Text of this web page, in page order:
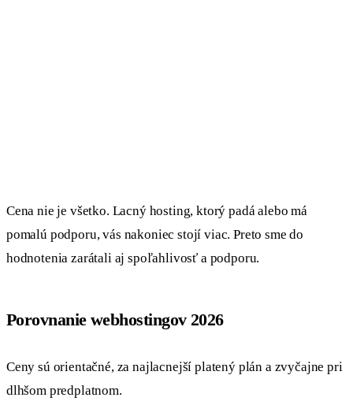
Cena nie je všetko. Lacný hosting, ktorý padá alebo má
pomalú podporu, vás nakoniec stojí viac. Preto sme do
hodnotenia zarátali aj spoľahlivosť a podporu.
Porovnanie webhostingov 2026
Ceny sú orientačné, za najlacnejší platený plán a zvyčajne pri
dlhšom predplatnom.